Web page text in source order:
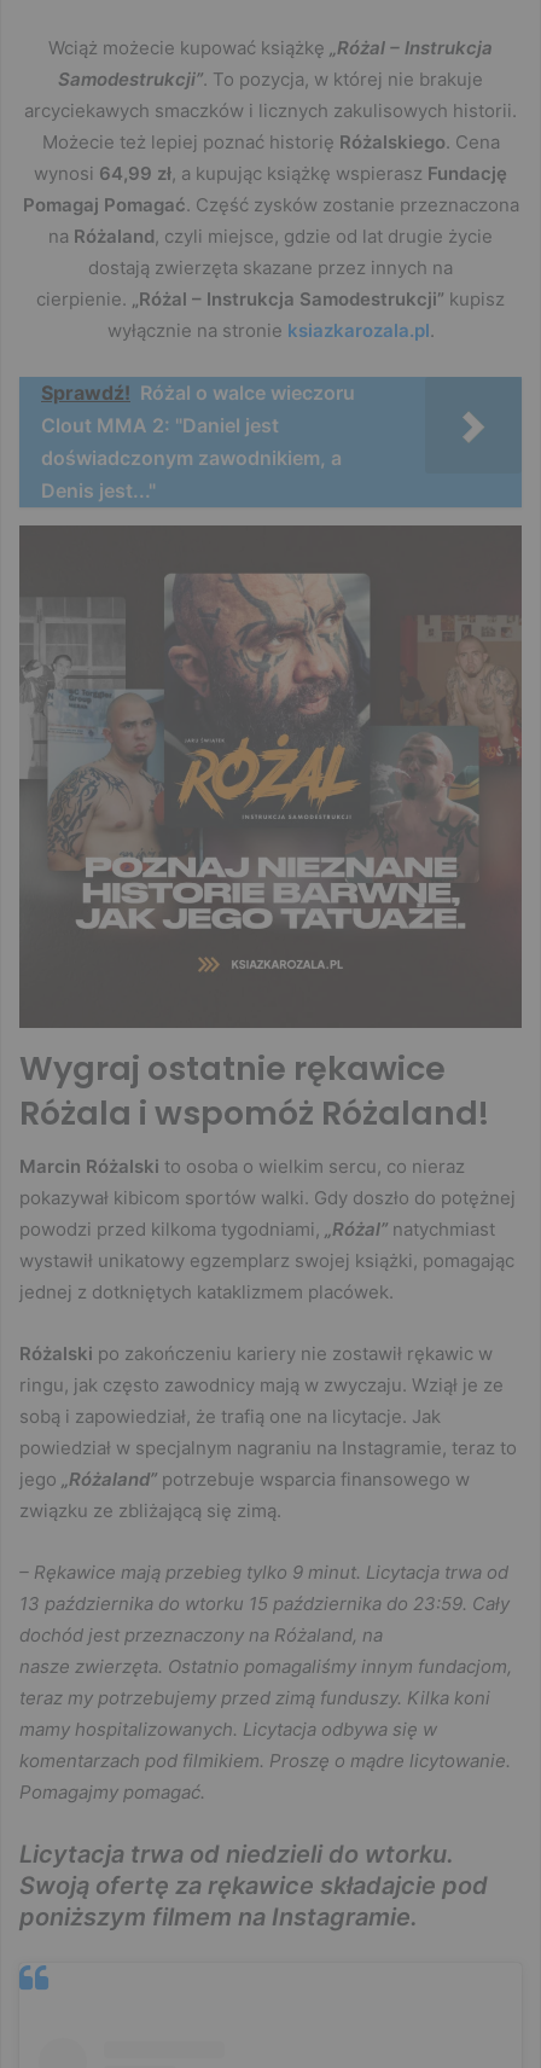
Wciąż możecie kupować książkę
„Różal – Instrukcja
Samodestrukcji”. To pozycja, w której nie brakuje
arcyciekawych smaczków i licznych zakulisowych historii.
Możecie też lepiej poznać historię Różalskiego. Cena
wynosi 64,99 zł, a kupując książkę wspierasz Fundację
Pomagaj Pomagać. Część zysków zostanie przeznaczona
na Różaland, czyli miejsce, gdzie od lat drugie życie
dostają zwierzęta skazane przez innych na
cierpienie.
„Różal – Instrukcja Samodestrukcji” kupisz
wyłącznie na stronie ksiazkarozala.pl.
Sprawdź! Różal o walce wieczoru
Clout MMA 2: "Daniel jest
doświadczonym zawodnikiem, a
Denis jest..."
Wygraj ostatnie rękawice
Różala i wspomóż Różaland!
Marcin Różalski to osoba o wielkim sercu, co nieraz
pokazywał kibicom sportów walki. Gdy doszło do potężnej
powodzi przed kilkoma tygodniami, „Różal” natychmiast
wystawił unikatowy egzemplarz swojej książki, pomagając
jednej z dotkniętych kataklizmem placówek.
Różalski po zakończeniu kariery nie zostawił rękawic w
ringu, jak często zawodnicy mają w zwyczaju. Wziął je ze
sobą i zapowiedział, że trafią one na licytacje. Jak
powiedział w specjalnym nagraniu na Instagramie, teraz to
jego „Różaland” potrzebuje wsparcia finansowego w
związku ze zbliżającą się zimą.
– Rękawice mają przebieg tylko 9 minut. Licytacja trwa od
13 października do wtorku 15 października do 23:59. Cały
dochód jest przeznaczony na Różaland, na
nasze zwierzęta. Ostatnio pomagaliśmy innym fundacjom,
teraz my potrzebujemy przed zimą funduszy. Kilka koni
mamy hospitalizowanych. Licytacja odbywa się w
komentarzach pod filmikiem. Proszę o mądre licytowanie.
Pomagajmy pomagać.
Licytacja trwa od niedzieli do wtorku.
Swoją ofertę za rękawice składajcie pod
poniższym filmem na Instagramie.